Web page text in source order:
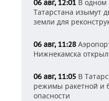
06 авг, 12:01 В одном
Татарстана изымут
земли для
06 авг, 11:28
Нижнекамска
06 авг, 11:05 В
режимы ракетной и
опасности